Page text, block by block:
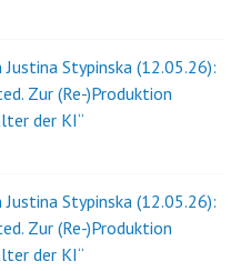
Stypinska (12.05.26):
Zur (Re-)Produktion
der KI“
Stypinska (12.05.26):
Zur (Re-)Produktion
der KI“